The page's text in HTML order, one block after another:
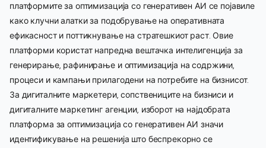
платформите за оптимизација со генеративен АИ се појавиле
како клучни алатки за подобрување на оперативната
ефикасност и поттикнување на стратешкиот раст. Овие
платформи користат напредна вештачка интелигенција за
генерирање, рафинирање и оптимизација на содржини,
процеси и кампањи прилагодени на потребите на бизнисот.
За дигиталните маркетери, сопствениците на бизниси и
дигиталните маркетинг агенции, изборот на најдобрата
платформа за оптимизација со генеративен АИ значи
идентификување на решенија што беспрекорно се